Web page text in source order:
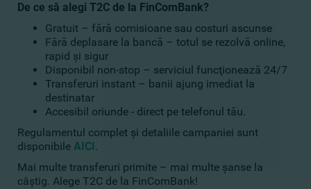
De ce să alegi T2C de la FinComBank?
Gratuit – fără comisioane sau costuri ascunse
Fără deplasare la bancă – totul se rezolvă online,
rapid şi sigur
Disponibil non-stop – serviciul funcţionează 24/7
Transferuri instant – banii ajung imediat la
destinatar
Accesibil oriunde - direct pe telefonul tău.
Regulamentul complet şi detaliile campaniei sunt
disponibile AICI .
Mai multe transferuri primite – mai multe şanse la
câştig. Alege T2C de la FinComBank!